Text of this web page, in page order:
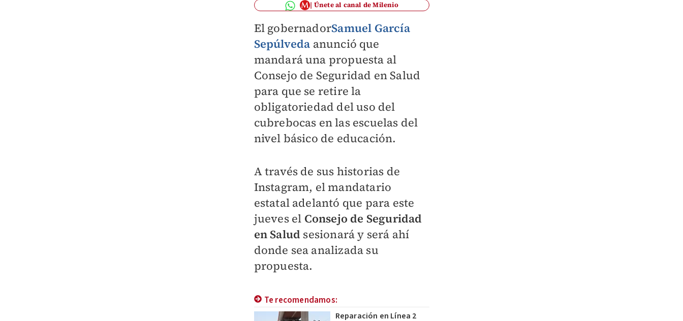
Únete al canal de Milenio
El gobernadorSamuel García
Sepúlveda anunció que
mandará una propuesta al
Consejo de Seguridad en Salud
para que se retire la
obligatoriedad del uso del
cubrebocas en las escuelas del
nivel básico de educación.
A través de sus historias de
Instagram, el mandatario
estatal adelantó que para este
jueves el Consejo de Seguridad
en Salud sesionará y será ahí
donde sea analizada su
propuesta.
Te recomendamos:
Reparación en Línea 2